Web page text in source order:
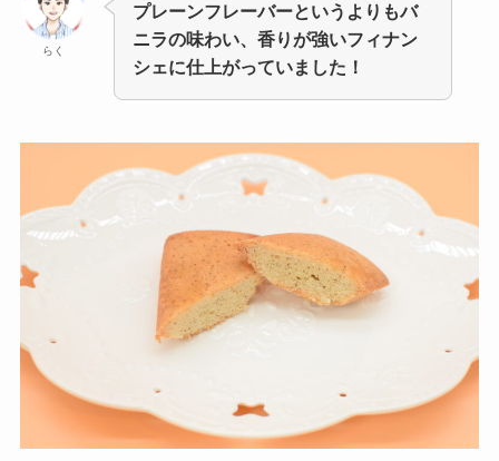
らく
プレーンフレーバーというよりもバ
ニラの味わい、香りが強いフィナン
シェに仕上がっていました！